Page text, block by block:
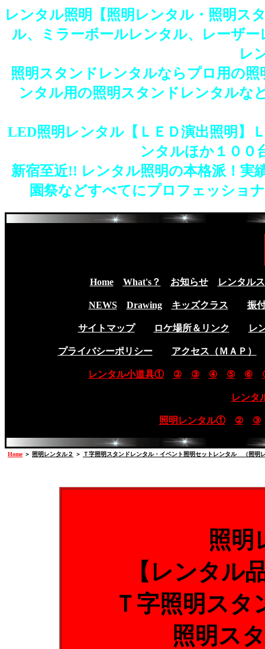
レンタル照明【照明レンタル・照明ス
ル、ミラーボールレンタル、レーザ
レ
照明スタンドレンタルならプロ用の
ンタル用の照明スタンドレンタルな
LED照明レンタル【ＬＥＤ演出照明】
ンタルほか１００
新宿至近!! レンタル照明の本格派！実
園祭などすべてにプロフェッショ
Home What's？ お知らせ レンタル
NEWS Drawing キッズクラス 振
サイトマップ ロケ場所＆リンク レ
プライバシーポリシー アクセス（ＭＡＰ）
レンタル小道具① ② ③ ④ ⑤ ⑥
レンタ
照明レンタル① ② ③
Home＞ 照明レンタル２ ＞ Ｔ字照明スタンドレンタル・イベント照明セットレンタル （照明
照明
【レンタル
Ｔ字照明ス
照明ス